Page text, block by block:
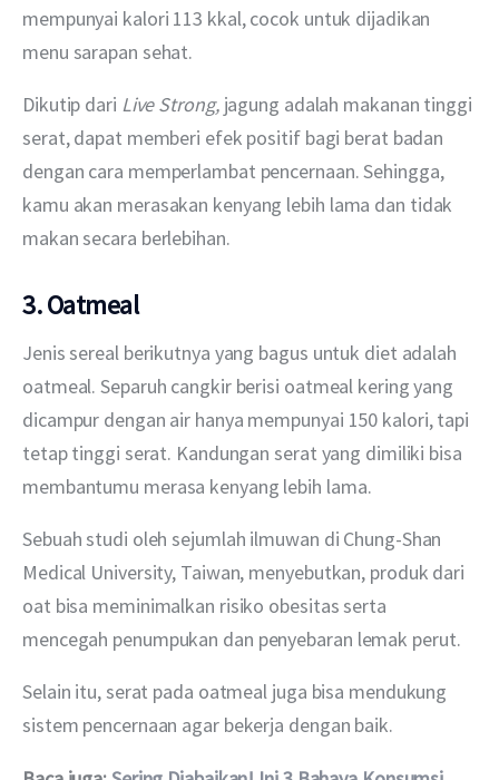
mempunyai kalori 113 kkal, cocok untuk dijadikan
menu sarapan sehat.
Dikutip dari Live Strong, jagung adalah makanan tinggi
serat, dapat memberi efek positif bagi berat badan
dengan cara memperlambat pencernaan. Sehingga,
kamu akan merasakan kenyang lebih lama dan tidak
makan secara berlebihan.
3. Oatmeal
Jenis sereal berikutnya yang bagus untuk diet adalah
oatmeal. Separuh cangkir berisi oatmeal kering yang
dicampur dengan air hanya mempunyai 150 kalori, tapi
tetap tinggi serat. Kandungan serat yang dimiliki bisa
membantumu merasa kenyang lebih lama.
Sebuah studi oleh sejumlah ilmuwan di Chung-Shan
Medical University, Taiwan, menyebutkan, produk dari
oat bisa meminimalkan risiko obesitas serta
mencegah penumpukan dan penyebaran lemak perut.
Selain itu, serat pada oatmeal juga bisa mendukung
sistem pencernaan agar bekerja dengan baik.